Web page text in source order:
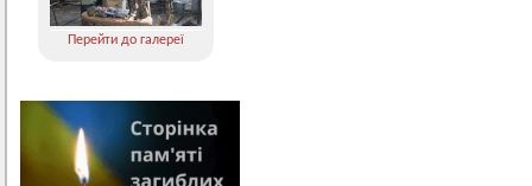
Перейти до галереї